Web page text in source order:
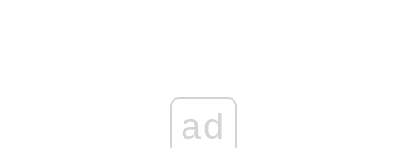
ad